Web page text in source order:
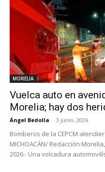
MORELIA
Vuelca auto en
Morelia; hay dos
Ángel Bedolla - 3 junio, 2026
Bomberos de la CEPCM
MICHOACÁN/ Redacción
2026.- Una volcadura